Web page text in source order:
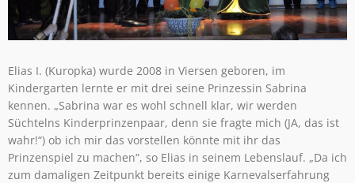
Elias I. (Kuropka) wurde 2008 in Viersen geboren, im
Kindergarten lernte er mit drei seine Prinzessin Sabrina
kennen. „Sabrina war es wohl schnell klar, wir werden
Süchtelns Kinderprinzenpaar, denn sie fragte mich (JA, das ist
wahr!“) ob ich mir das vorstellen könnte mit ihr das
Prinzenspiel zu machen“, so Elias in seinem Lebenslauf. „Da ich
zum damaligen Zeitpunkt bereits einige Karnevalserfahrung